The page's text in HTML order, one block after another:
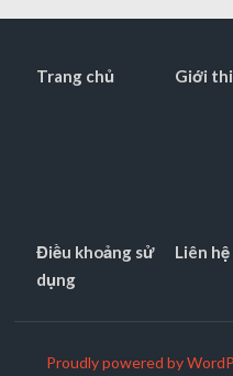
Trang chủ Giới
Điều khoảng sử
dụng
Liên hệ
Proudly powered by